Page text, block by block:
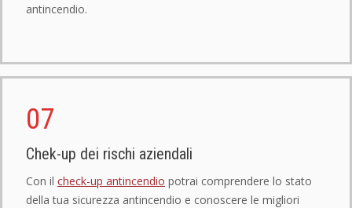
antincendio.
07
Chek-up dei rischi aziendali
Con il check-up antincendio potrai comprendere lo stato
della tua sicurezza antincendio e conoscere le migliori